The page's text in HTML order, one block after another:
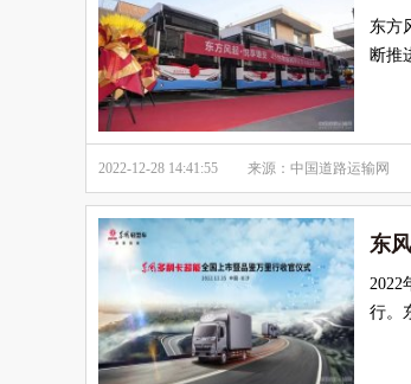
东方
断推
2022-12-28 14:41:55 来源：中国道路运输网
东
2022
行。